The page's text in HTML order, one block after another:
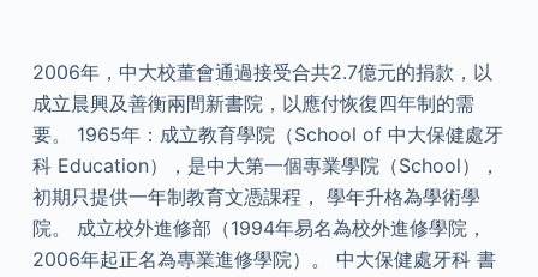
2006年，中大校董會通過接受合共2.7億元的捐款，以
成立晨興及善衡兩間新書院，以應付恢復四年制的需
要。 1965年：成立教育學院（School of 中大保健處牙
科 Education），是中大第一個專業學院（School），
初期只提供一年制教育文憑課程， 學年升格為學術學
院。 成立校外進修部（1994年易名為校外進修學院，
2006年起正名為專業進修學院）。 中大保健處牙科 書